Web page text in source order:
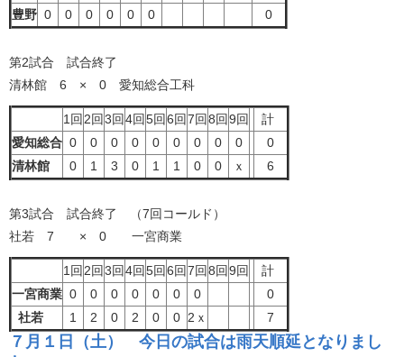
豊野 0 0 0 0 0 0 0
第2試合 試合終了
清林館 6 × 0 愛知総合工科
1回 2回3回4回5回6回7回8回9回
計
愛知総合 0 0 0 0 0 0 0 0 0
0
清林館
0 1 3 0 1 1 0 0 ｘ 6
第3試合 試合終了 （7回コールド）
社若 7 × 0 一宮商業
1回 2回3回4回5回6回7回8回9回
計
一宮商業 0 0 0 0 0 0 0
0
社若
1 2 0 2 0 0 2ｘ 7
７月１日（土） 今日の試合は雨天順延となりまし